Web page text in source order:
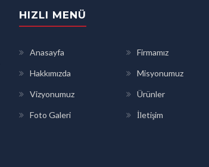
HIZLI MENÜ
Anasayfa Firmamız
Hakkımızda Misyonumuz
Vizyonumuz Ürünler
Foto Galeri İletişim